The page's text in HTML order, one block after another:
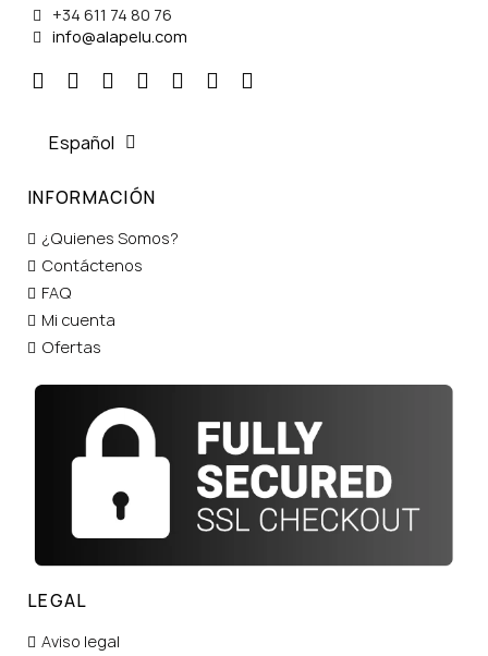
+34 611 74 80 76
info@alapelu.com
Español
INFORMACIÓN
¿Quienes Somos?
Contáctenos
FAQ
Mi cuenta
Ofertas
LEGAL
Aviso legal